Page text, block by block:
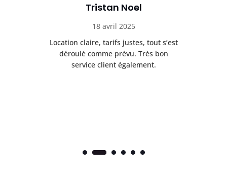
Tristan Noel
18 avril 2025
Location claire, tarifs justes, tout s’est
déroulé comme prévu. Très bon
service client également.